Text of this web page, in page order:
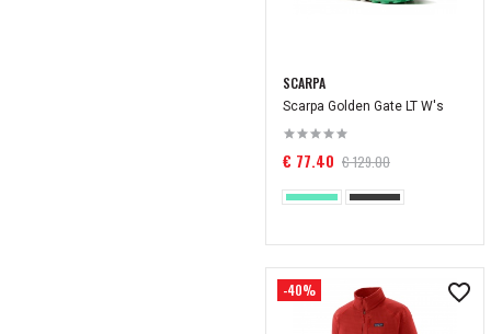
SCARPA
Scarpa Golden Gate LT W's
€ 77.40 € 129.00
-40%